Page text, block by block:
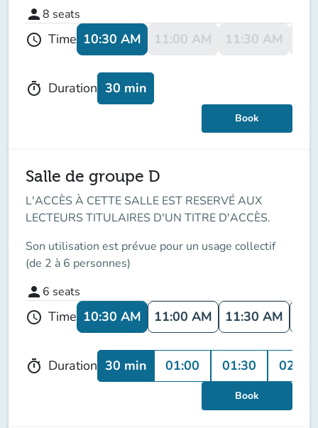
person8 seats
schedule Time 10:30 AM 11:00 AM 11:30 AM
timer Duration 30 min
Book
Salle de groupe D
L'ACCÈS À CETTE SALLE EST RESERVÉ AUX
LECTEURS TITULAIRES D'UN TITRE D'ACCÈS.
Son utilisation est prévue pour un usage collectif
(de 2 à 6 personnes)
person 6 seats
schedule Time 10:30 AM 11:00 AM 11:30 AM
timer Duration 30 min 01:00 01:30 02:00
Book